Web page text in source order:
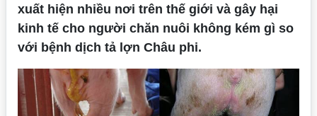
xuất hiện nhiều nơi trên thế giới và gây hại
kinh tế cho người chăn nuôi không kém gì so
với bệnh dịch tả lợn Châu phi.